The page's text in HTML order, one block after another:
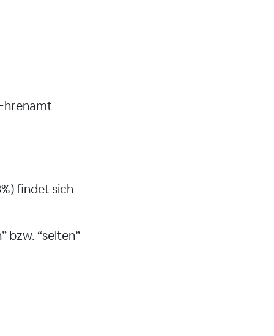
findet sich
bzw. “selten”